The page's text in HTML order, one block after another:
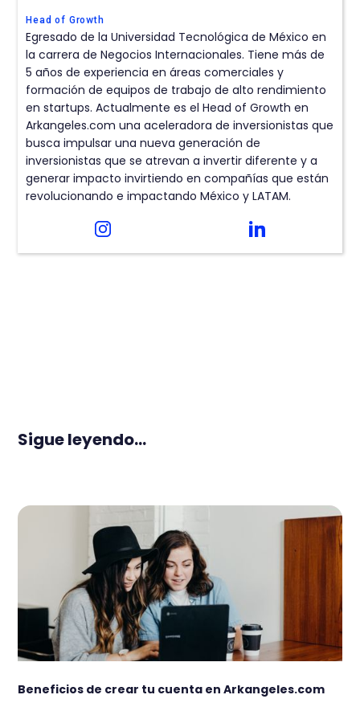
Head of Growth
Egresado de la Universidad Tecnológica de México en
la carrera de Negocios Internacionales. Tiene más de
5 años de experiencia en áreas comerciales y
formación de equipos de trabajo de alto rendimiento
en startups. Actualmente es el Head of Growth en
Arkangeles.com una aceleradora de inversionistas que
busca impulsar una nueva generación de
inversionistas que se atrevan a invertir diferente y a
generar impacto invirtiendo en compañías que están
revolucionando e impactando México y LATAM.
Sigue leyendo...
Beneficios de crear tu cuenta en Arkangeles.com